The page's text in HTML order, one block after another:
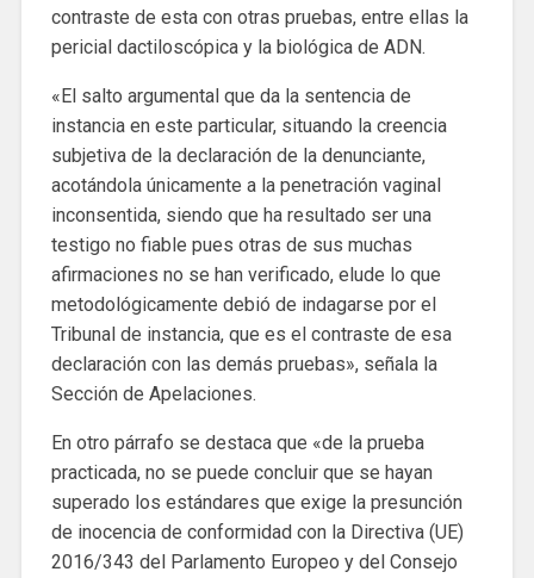
contraste de esta con otras pruebas, entre ellas la
pericial dactiloscópica y la biológica de ADN.
«El salto argumental que da la sentencia de
instancia en este particular, situando la creencia
subjetiva de la declaración de la denunciante,
acotándola únicamente a la penetración vaginal
inconsentida, siendo que ha resultado ser una
testigo no fiable pues otras de sus muchas
afirmaciones no se han verificado, elude lo que
metodológicamente debió de indagarse por el
Tribunal de instancia, que es el contraste de esa
declaración con las demás pruebas», señala la
Sección de Apelaciones.
En otro párrafo se destaca que «de la prueba
practicada, no se puede concluir que se hayan
superado los estándares que exige la presunción
de inocencia de conformidad con la Directiva (UE)
2016/343 del Parlamento Europeo y del Consejo